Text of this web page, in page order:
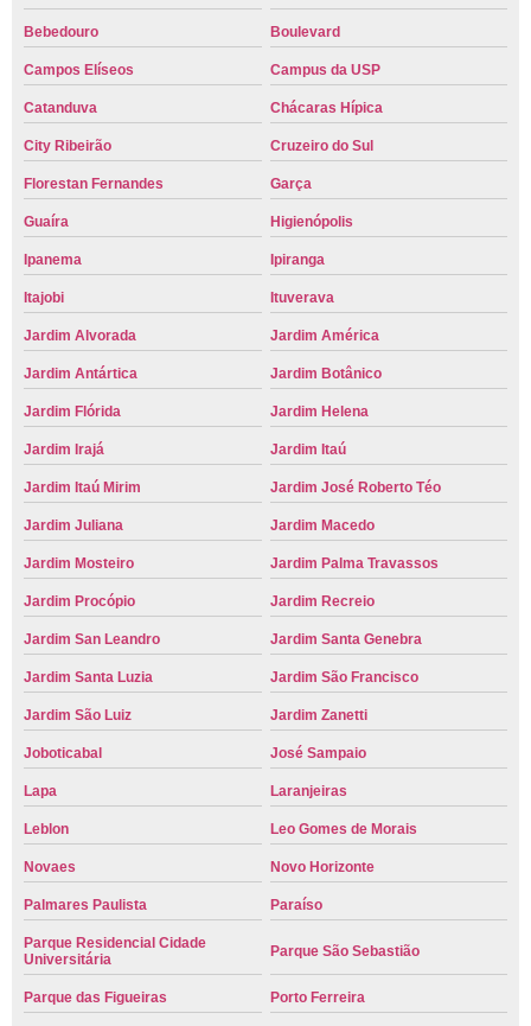
Bebedouro Boulevard
Campos Elíseos Campus da USP
Catanduva Chácaras Hípica
City Ribeirão Cruzeiro do Sul
Florestan Fernandes Garça
Guaíra Higienópolis
Ipanema Ipiranga
Itajobi Ituverava
Jardim Alvorada Jardim América
Jardim Antártica Jardim Botânico
Jardim Flórida Jardim Helena
Jardim Irajá Jardim Itaú
Jardim Itaú Mirim Jardim José Roberto Téo
Jardim Juliana Jardim Macedo
Jardim Mosteiro Jardim Palma Travassos
Jardim Procópio Jardim Recreio
Jardim San Leandro Jardim Santa Genebra
Jardim Santa Luzia Jardim São Francisco
Jardim São Luiz Jardim Zanetti
Joboticabal José Sampaio
Lapa Laranjeiras
Leblon Leo Gomes de Morais
Novaes Novo Horizonte
Palmares Paulista Paraíso
Parque Residencial Cidade
Universitária
Parque São Sebastião
Parque das Figueiras Porto Ferreira